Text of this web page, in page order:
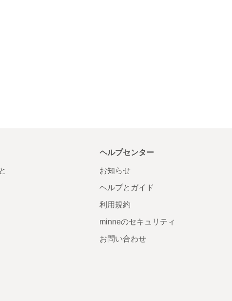
ヘルプセンター
お知らせ
ヘルプとガイド
利用規約
minneのセキュリティ
お問い合わせ